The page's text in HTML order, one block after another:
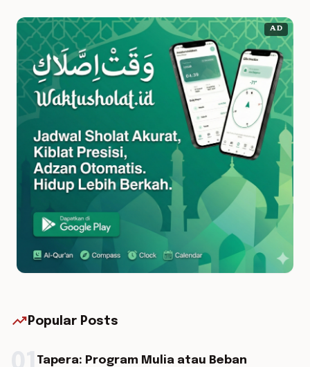
AD
trending_up Popular Posts
Tapera: Program Mulia atau Beban